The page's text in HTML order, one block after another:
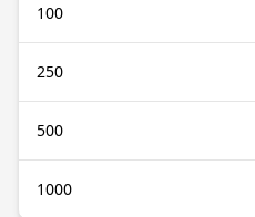
100
250
500
1000